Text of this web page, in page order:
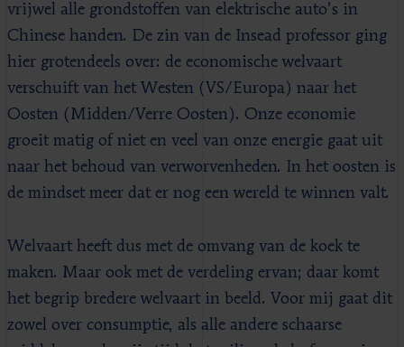
vrijwel alle grondstoffen van elektrische auto’s in
Chinese handen. De zin van de Insead professor ging
hier grotendeels over: de economische welvaart
verschuift van het Westen (VS/Europa) naar het
Oosten (Midden/Verre Oosten). Onze economie
groeit matig of niet en veel van onze energie gaat uit
naar het behoud van verworvenheden. In het oosten is
de mindset meer dat er nog een wereld te winnen valt.
Welvaart heeft dus met de omvang van de koek te
maken. Maar ook met de verdeling ervan; daar komt
het begrip bredere welvaart in beeld. Voor mij gaat dit
zowel over consumptie, als alle andere schaarse